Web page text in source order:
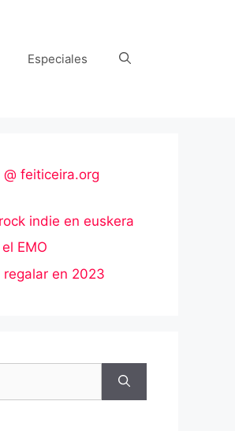
Especiales
feiticeira.org
indie en euskera
EMO
en 2023